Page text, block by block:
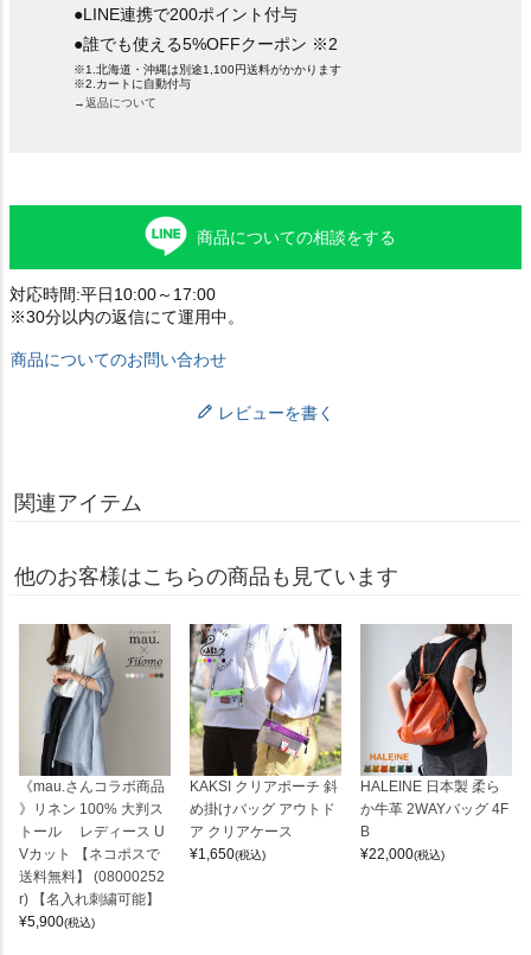
●LINE連携で200ポイント付与
●誰でも使える5%OFFクーポン ※2
※1.北海道・沖縄は別途1,100円送料がかかります
※2.カートに自動付与
→返品について
商品についての相談をする
対応時間:平日10:00～17:00
※30分以内の返信にて運用中。
商品についてのお問い合わせ
レビューを書く
関連アイテム
他のお客様はこちらの商品も見ています
《mau.さんコラボ商品
》リネン 100% 大判ス
トール レディース U
Vカット 【ネコポスで
送料無料】 (08000252
r) 【名入れ刺繍可能】
¥5,900(税込)
KAKSI クリアポーチ 斜
め掛けバッグ アウトド
ア クリアケース
¥1,650(税込)
HALEINE 日本製 柔ら
か牛革 2WAYバッグ 4F
B
¥22,000(税込)